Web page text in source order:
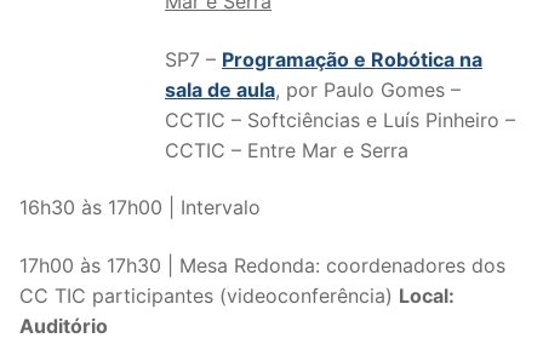
SP7 – Programação e Robótica na
sala de aula, por Paulo Gomes –
CCTIC – Softciências e Luís Pinheiro –
CCTIC – Entre Mar e Serra
16h30 às 17h00 | Intervalo
17h00 às 17h30 | Mesa Redonda: coordenadores dos
CC TIC participantes (videoconferência) Local:
Auditório